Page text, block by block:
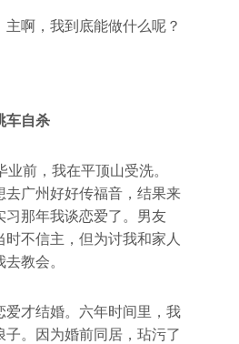
啊，我到底能做什么呢？
车自杀
前，我在平顶山受洗。
去广州好好传福音，结果来
习那年我谈恋爱了。男友
时不信主，但为讨我和家人
教会。
爱才结婚。六年时间里，我
子。因为婚前同居，玷污了